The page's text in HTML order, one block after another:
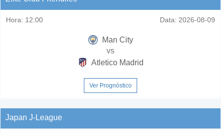
Hora: 12:00 Data: 2026-08-09
Man City
vs
Atletico Madrid
Ver Prognóstico
Japan J-League